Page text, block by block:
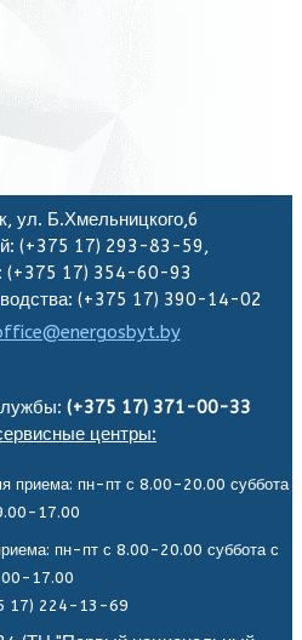
ул. Б.Хмельницкого,6
(+375 17) 293-83-59,
(+375 17) 354-60-93
(+375 17) 390-14-02
(+375 17) 371-00-33
центры:
приема: пн-пт с 8.00-20.00 суббота
17.00
пн-пт с 8.00-20.00 суббота с
17.00
17) 224-13-69